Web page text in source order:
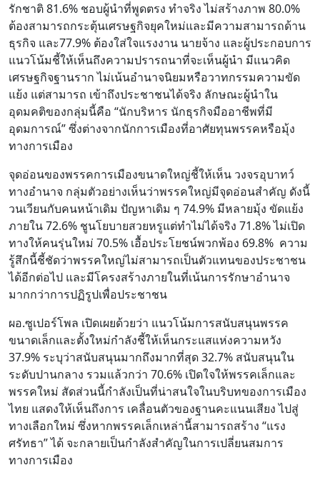
รักชาติ 81.6% ชอบผู้นำที่พูดตรง ทำจริง ไม่สร้างภาพ 80.0%
ต้องสามารถกระตุ้นเศรษฐกิจยุคใหม่และมีความสามารถด้าน
ธุรกิจ และ77.9% ต้องใส่ใจแรงงาน นายจ้าง และผู้ประกอบการ
แนวโน้มชี้ให้เห็นถึงความปรารถนาที่จะเห็นผู้นำ มีแนวคิด
เศรษฐกิจฐานราก ไม่เน้นอำนาจนิยมหรือวาทกรรมความขัด
แย้ง แต่สามารถ เข้าถึงประชาชนได้จริง ลักษณะผู้นำใน
อุดมคติของกลุ่มนี้คือ “นักบริหาร นักธุรกิจมืออาชีพที่มี
อุดมการณ์” ซึ่งต่างจากนักการเมืองที่อาศัยทุนพรรคหรือมุ้ง
ทางการเมือง
จุดอ่อนของพรรคการเมืองขนาดใหญ่ชี้ให้เห็น วงจรอุบาทว์
ทางอำนาจ กลุ่มตัวอย่างเห็นว่าพรรคใหญ่มีจุดอ่อนสำคัญ ดังนี้
วนเวียนกับคนหน้าเดิม ปัญหาเดิม ๆ 74.9% มีหลายมุ้ง ขัดแย้ง
ภายใน 72.6% ชูนโยบายสวยหรูแต่ทำไม่ได้จริง 71.8% ไม่เปิด
ทางให้คนรุ่นใหม่ 70.5% เอื้อประโยชน์พวกพ้อง 69.8% ความ
รู้สึกนี้ชี้ชัดว่าพรรคใหญ่ไม่สามารถเป็นตัวแทนของประชาชน
ได้อีกต่อไป และมีโครงสร้างภายในที่เน้นการรักษาอำนาจ
มากกว่าการปฏิรูปเพื่อประชาชน
ผอ.ซูเปอร์โพล เปิดเผยด้วยว่า แนวโน้มการสนับสนุนพรรค
ขนาดเล็กและตั้งใหม่กำลังชี้ให้เห็นกระแสแห่งความหวัง
37.9% ระบุว่าสนับสนุนมากถึงมากที่สุด 32.7% สนับสนุนใน
ระดับปานกลาง รวมแล้วกว่า 70.6% เปิดใจให้พรรคเล็กและ
พรรคใหม่ สัดส่วนนี้กำลังเป็นที่น่าสนใจในบริบทของการเมือง
ไทย แสดงให้เห็นถึงการ เคลื่อนตัวของฐานคะแนนเสียง ไปสู่
ทางเลือกใหม่ ซึ่งหากพรรคเล็กเหล่านี้สามารถสร้าง “แรง
ศรัทธา” ได้ จะกลายเป็นกำลังสำคัญในการเปลี่ยนสมการ
ทางการเมือง